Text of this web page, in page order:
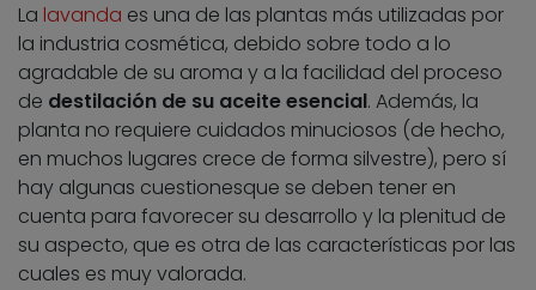
La lavanda es una de las plantas más utilizadas por
la industria cosmética, debido sobre todo a lo
agradable de su aroma y a la facilidad del proceso
de destilación de su aceite esencial. Además, la
planta no requiere cuidados minuciosos (de hecho,
en muchos lugares crece de forma silvestre), pero sí
hay algunas cuestionesque se deben tener en
cuenta para favorecer su desarrollo y la plenitud de
su aspecto, que es otra de las características por las
cuales es muy valorada.